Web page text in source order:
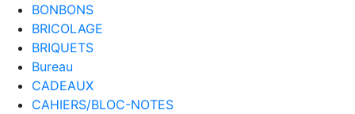
BONBONS
BRICOLAGE
BRIQUETS
Bureau
CADEAUX
CAHIERS/BLOC-NOTES